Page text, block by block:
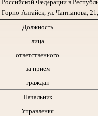
Российской Федерации в
Горно-Алтайск, ул. Чаптынова, 21,
Должность
лица
ответственного
за прием
граждан
Начальник
Управления